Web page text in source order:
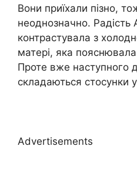
Вони приїхали пізно,
неоднозначно. Радість
контрастувала з
матері, яка
Проте вже наступного
складаються стосунки у
Advertisements